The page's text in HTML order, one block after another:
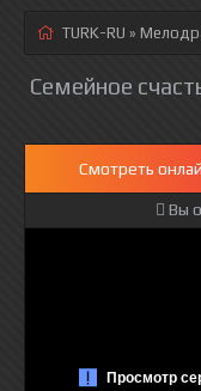
TURK-RU »
Семейное
Смотреть
Вы